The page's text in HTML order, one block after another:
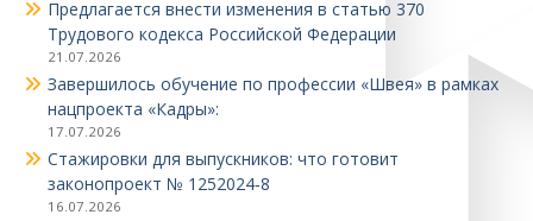
Предлагается внести изменения в статью 370
Трудового кодекса Российской Федерации
21.07.2026
Завершилось обучение по профессии «Швея» в рамках
нацпроекта «Кадры»:
17.07.2026
Стажировки для выпускников: что готовит
законопроект № 1252024‑8
16.07.2026